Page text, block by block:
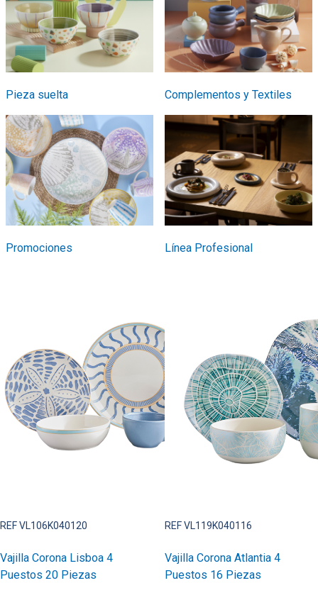
Pieza suelta Complementos y Textiles
Promociones Línea Profesional
REF VL106K040120
Vajilla Corona Lisboa 4
Puestos 20 Piezas
REF VL119K040116
Vajilla Corona Atlantia 4
Puestos 16 Piezas